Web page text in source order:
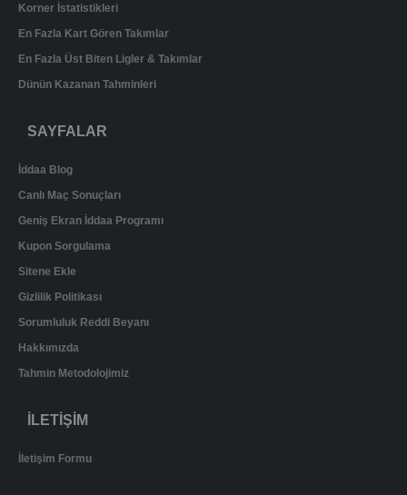
Korner İstatistikleri
En Fazla Kart Gören Takımlar
En Fazla Üst Biten Ligler & Takımlar
Dünün Kazanan Tahminleri
SAYFALAR
İddaa Blog
Canlı Maç Sonuçları
Geniş Ekran İddaa Programı
Kupon Sorgulama
Sitene Ekle
Gizlilik Politikası
Sorumluluk Reddi Beyanı
Hakkımızda
Tahmin Metodolojimiz
İLETİŞİM
İletişim Formu